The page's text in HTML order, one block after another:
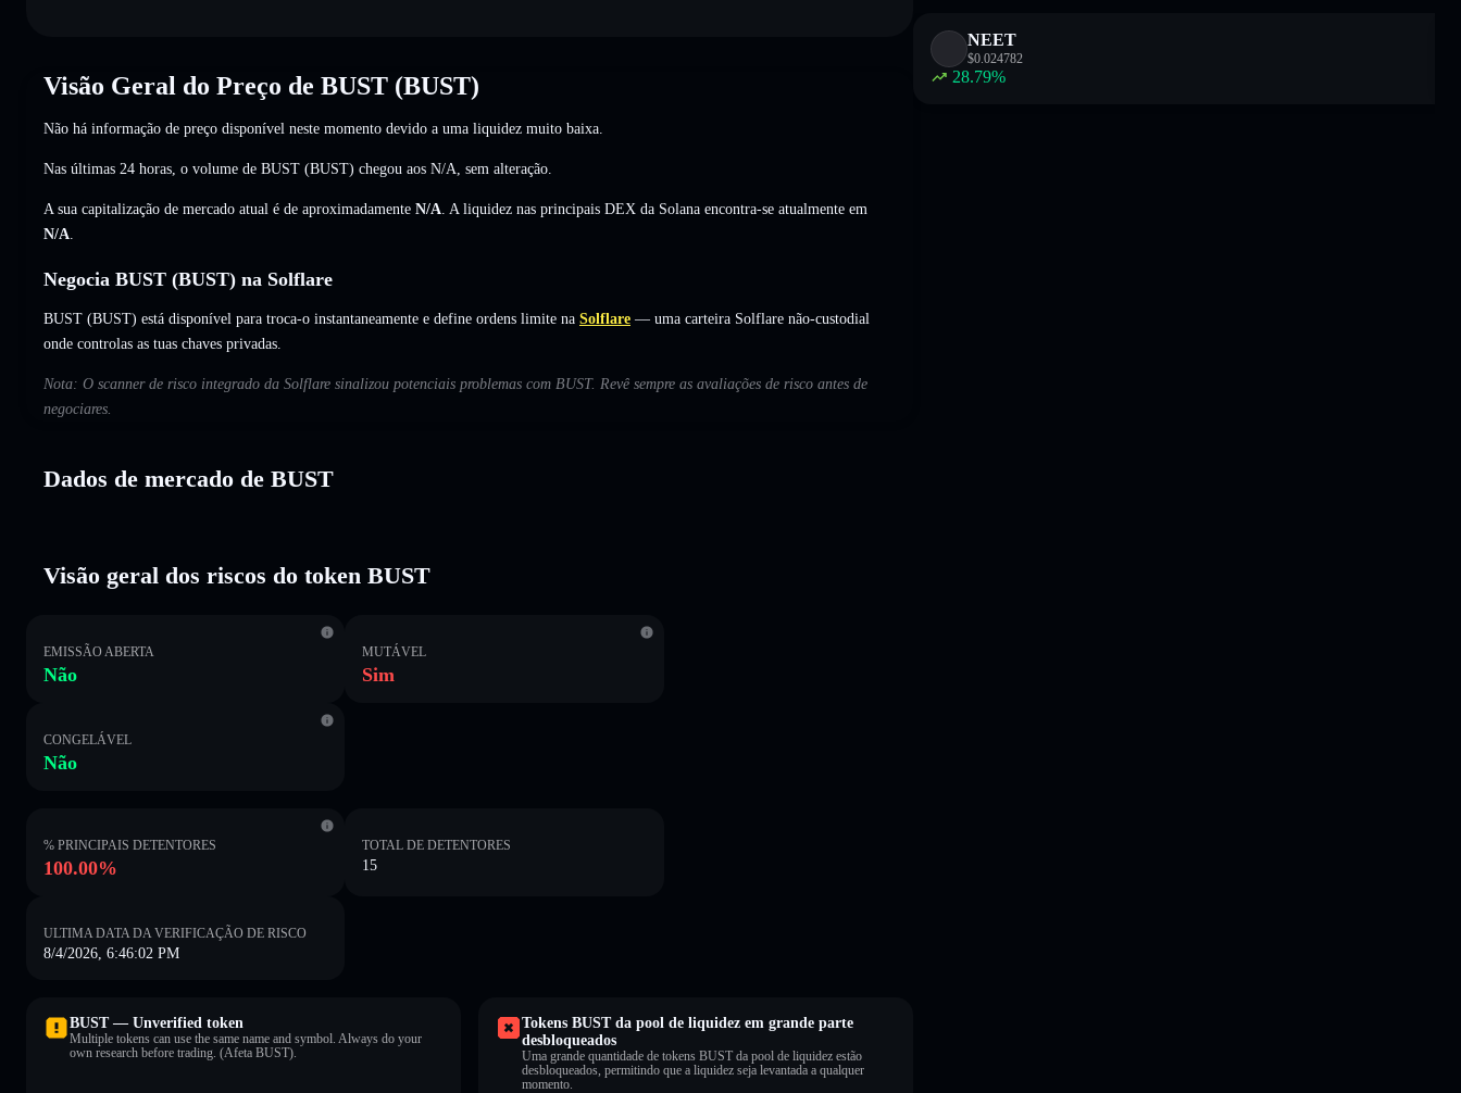
Visão Geral do Preço de BUST (BUST)
Não há informação de preço disponível neste momento devido a uma liquidez muito baixa.
Nas últimas 24 horas, o volume de BUST (BUST) chegou aos N/A sem alteração
A sua capitalização de mercado atual é de aproximadamente N/A . A liquidez nas principais DEX da Solana encontra-se atualmente em
N/A
Negocia BUST (BUST) na Solflare
BUST (BUST) está disponível para troca-o instantaneamente e define ordens limite na Solflare — uma carteira Solflare não-custodial
onde controlas as tuas chaves privadas.
Nota: O scanner de risco integrado da Solflare sinalizou potenciais problemas com BUST. Revê sempre as avaliações de risco antes de
negociares.
Dados de mercado de BUST
Visão geral dos riscos do token BUST
EMISSÃO ABERTA
Não
MUTÁVEL
Sim
CONGELÁVEL
Não
% PRINCIPAIS DETENTORES
100.00%
TOTAL DE DETENTORES
15
ULTIMA DATA DA VERIFICAÇÃO DE RISCO
8/4/2026, 6:46:02 PM
BUST — Unverified token
Multiple tokens can use the same name and symbol. Always do your
own research before trading. (Afeta BUST).
Tokens BUST da pool de liquidez em grande parte
desbloqueados
Uma grande quantidade de tokens BUST da pool de liquidez estão
desbloqueados, permitindo que a liquidez seja levantada a qualquer
momento.
NEET
$0.024782
28.79%